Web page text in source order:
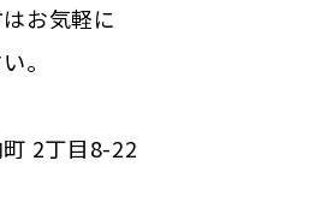
お気軽に
。
2丁目8-22